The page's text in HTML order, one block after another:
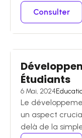
Consulter
Étudiants
6 Mai, 2024
Le
un aspect
delà de la